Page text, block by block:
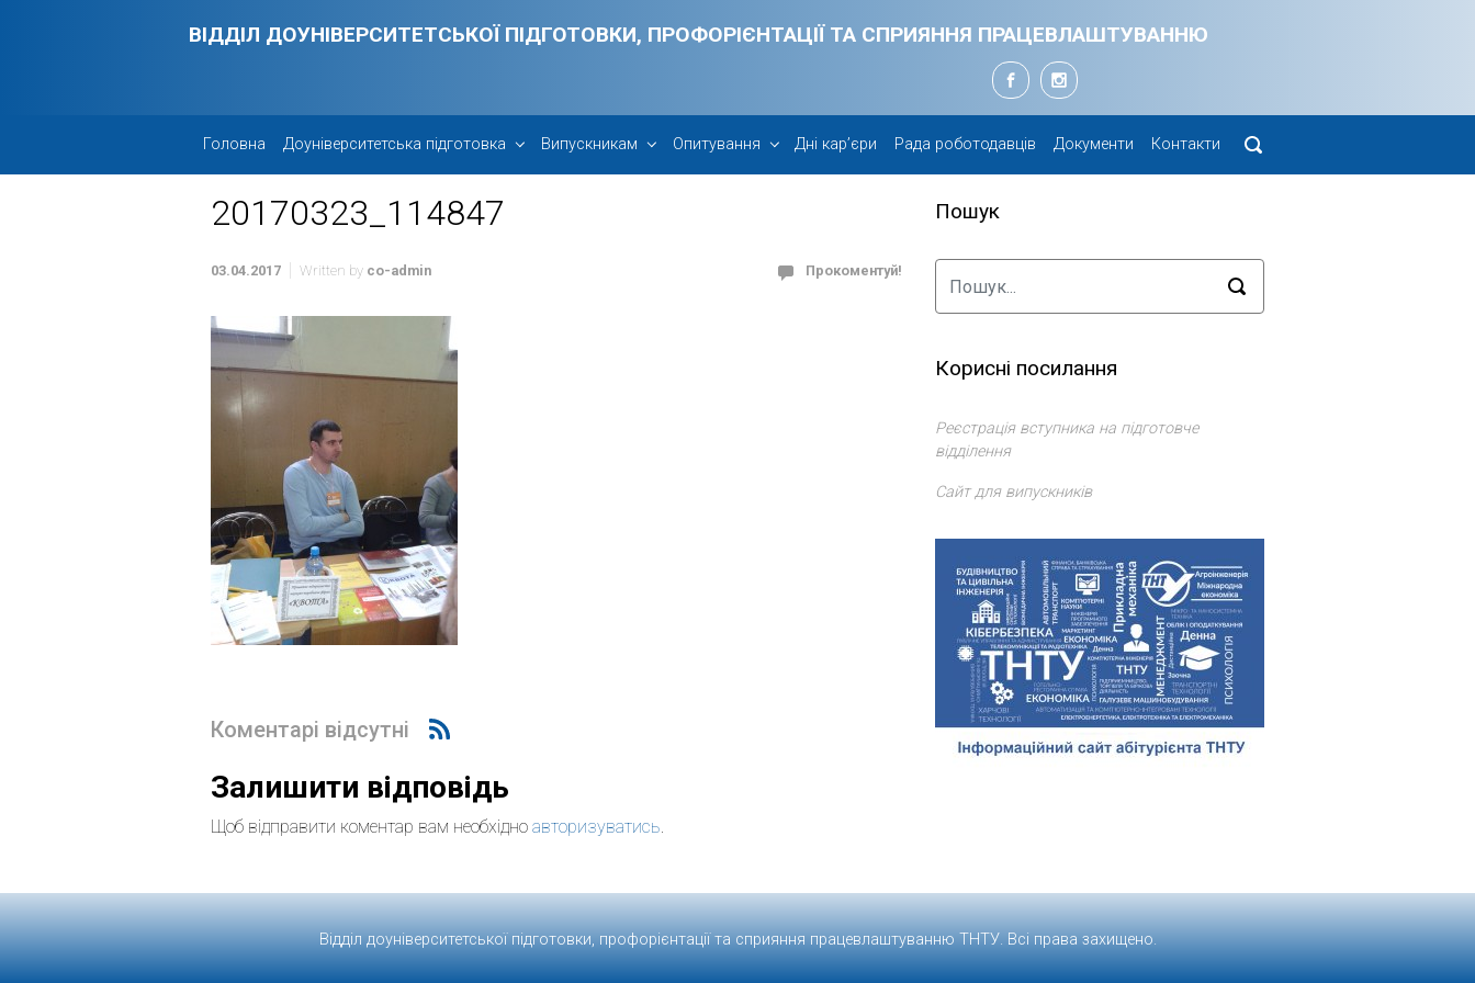
ВІДДІЛ ДОУНІВЕРСИТЕТСЬКОЇ ПІДГОТОВКИ, ПРОФОРІЄНТАЦІЇ ТА СПРИЯННЯ ПРАЦЕВЛАШТУВАННЮ
Головна Доуніверситетська підготовка Випускникам Опитування Дні кар’єри Рада роботодавців Документи Контакти
20170323_114847
03.04.2017 Written by co-admin Прокоментуй!
Коментарі відсутні
Залишити відповідь
Щоб відправити коментар вам необхідно авторизуватись.
Пошук
Корисні посилання
Реєстрація вступника на підготовче
відділення
Сайт для випускників
Відділ доуніверситетської підготовки, профорієнтації та сприяння працевлаштуванню ТНТУ. Всі права захищено.